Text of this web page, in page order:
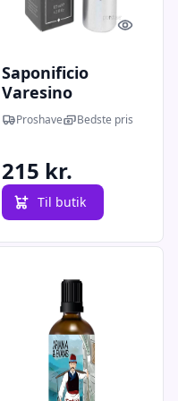
Quick
Saponificio
Varesino
Aftershave,
Argania, 125 ml.
Proshave Bedste pris
215 kr.
Til butik